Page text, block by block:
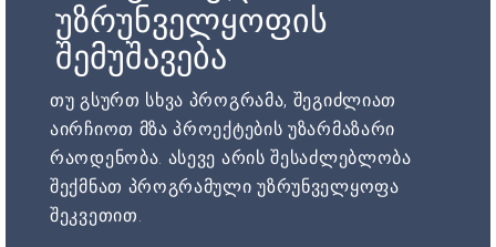
უზრუნველყოფის
შემუშავება
თუ გსურთ სხვა პროგრამა, შეგიძლიათ
აირჩიოთ მზა პროექტების უზარმაზარი
რაოდენობა. ასევე არის შესაძლებლობა
შექმნათ პროგრამული უზრუნველყოფა
შეკვეთით.